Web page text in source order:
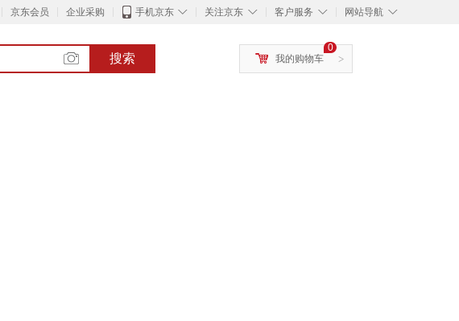
京东会员 企业采购 ◇
手机京东 ◇
关注京东 ◇
客户服务 ◇
网站导航
搜索 >
0
我的购物车